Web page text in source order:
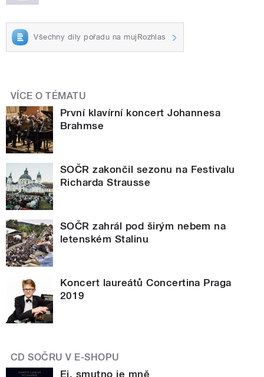
Všechny díly pořadu na mujRozhlas
VÍCE O TÉMATU
První klavírní koncert Johannesa
Brahmse
SOČR zakončil sezonu na Festivalu
Richarda Strausse
SOČR zahrál pod širým nebem na
letenském Stalinu
Koncert laureátů Concertina Praga
2019
CD SOČRU V E-SHOPU
Ej, smutno je mně